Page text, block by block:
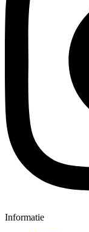
Informatie